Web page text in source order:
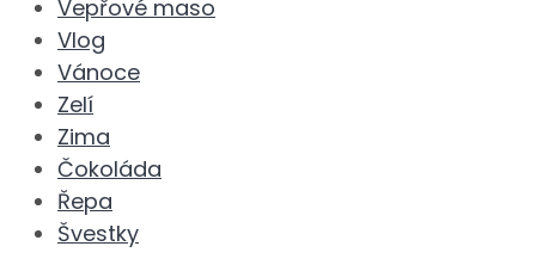
Vepřové maso
Vlog
Vánoce
Zelí
Zima
Čokoláda
Řepa
Švestky